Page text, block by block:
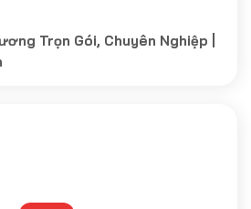
Trọn Gói, Chuyên Nghiệp |